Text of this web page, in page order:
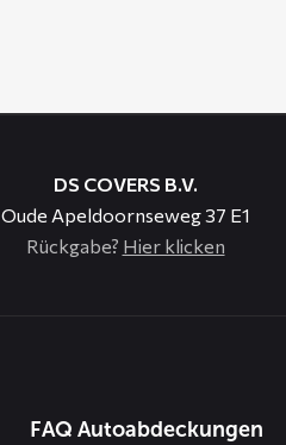
DS COVERS B.V.
Oude Apeldoornseweg 37 E1
Rückgabe? Hier klicken
FAQ Autoabdeckungen